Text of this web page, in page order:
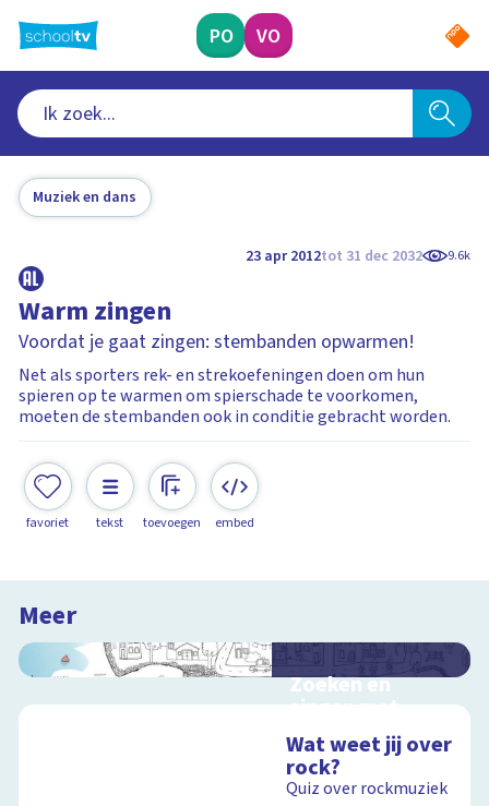
naar
hoofdinhoud
PO VO
Muziek en dans
23 apr 2012tot 31 dec 2032 9.6k
Warm zingen
Voordat je gaat zingen: stembanden opwarmen!
Net als sporters rek- en strekoefeningen doen om hun
spieren op te warmen om spierschade te voorkomen,
moeten de stembanden ook in conditie gebracht worden.
favoriet tekst toevoegen embed
Meer
Zoeken en
zingen met
Sesamstraat
Interactieve
schoolplaat met
kinderliedjes
Wat weet jij over
rock?
Quiz over rockmuziek